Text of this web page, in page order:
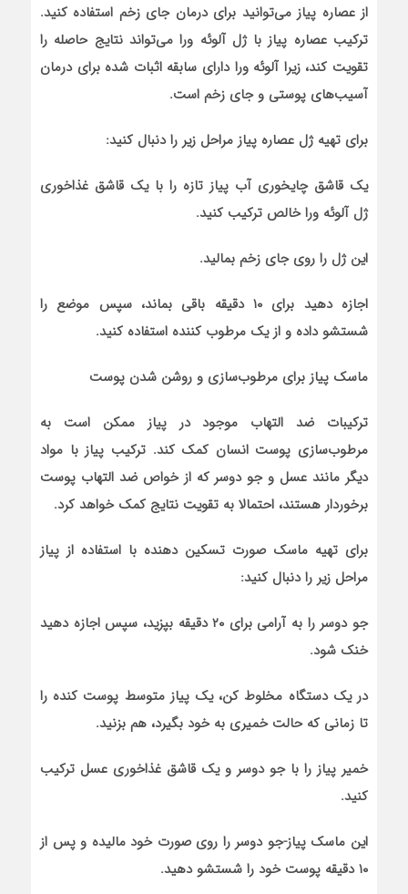
از عصاره پیاز می‌توانید برای درمان جای زخم استفاده کنید.
ترکیب عصاره پیاز با ژل آلوئه ورا می‌تواند نتایج حاصله را
تقویت کند، زیرا آلوئه ورا دارای سابقه اثبات شده برای درمان
آسیب‌های پوستی و جای زخم است.
برای تهیه ژل عصاره پیاز مراحل زیر را دنبال کنید:
یک قاشق چایخوری آب پیاز تازه را با یک قاشق غذاخوری
ژل آلوئه ورا خالص ترکیب کنید.
این ژل را روی جای زخم بمالید.
اجازه دهید برای ۱۰ دقیقه باقی بماند، سپس موضع را
شستشو داده و از یک مرطوب کننده استفاده کنید.
ماسک پیاز برای مرطوب‌سازی و روشن شدن پوست
ترکیبات ضد التهاب موجود در پیاز ممکن است به
مرطوب‌سازی پوست انسان کمک کند. ترکیب پیاز با مواد
دیگر مانند عسل و جو دوسر که از خواص ضد التهاب پوست
برخوردار هستند، احتمالا به تقویت نتایج کمک خواهد کرد.
برای تهیه ماسک صورت تسکین دهنده با استفاده از پیاز
مراحل زیر را دنبال کنید:
جو دوسر را به آرامی برای ۲۰ دقیقه بپزید، سپس اجازه دهید
خنک شود.
در یک دستگاه مخلوط کن، یک پیاز متوسط پوست کنده را
تا زمانی که حالت خمیری به خود بگیرد، هم بزنید.
خمیر پیاز را با جو دوسر و یک قاشق غذاخوری عسل ترکیب
کنید.
این ماسک پیاز-جو دوسر را روی صورت خود مالیده و پس از
۱۰ دقیقه پوست خود را شستشو دهید.